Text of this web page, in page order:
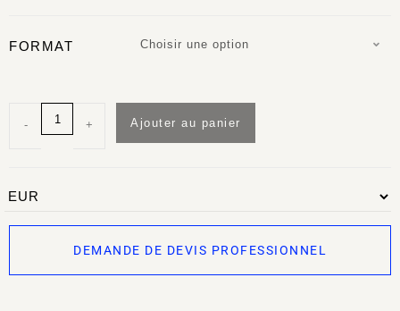
FORMAT Choisir une option
- + Ajouter au panier
DEMANDE DE DEVIS PROFESSIONNEL